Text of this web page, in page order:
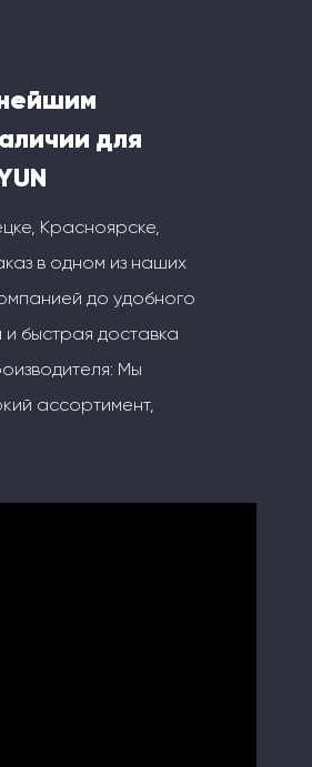
для
Красноярске,
в одном из наших
до удобного
быстрая доставка
Мы
ассортимент,